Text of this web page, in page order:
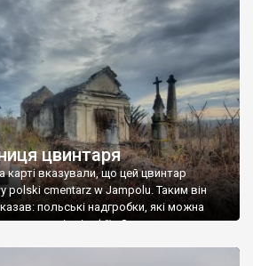
цвинтаря
карті вказували, що цей цвинтар
polski cmentarz w Jampolu. Таким він
польські надгробки, які можна
польські епітафії… Загалом цвинтар